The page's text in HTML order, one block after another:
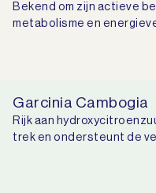
Bekend om zijn actieve
metabolisme en
Garcinia Cambogia
Rijk aan
trek en ondersteunt de